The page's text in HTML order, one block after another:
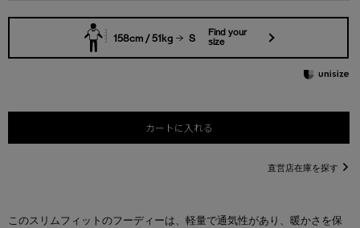
158cm / 51kg S
Find your
size
カートに入れる
直営店在庫を探す
このスリムフィットのフーディーは、軽量で通気性があり、暖かさを保